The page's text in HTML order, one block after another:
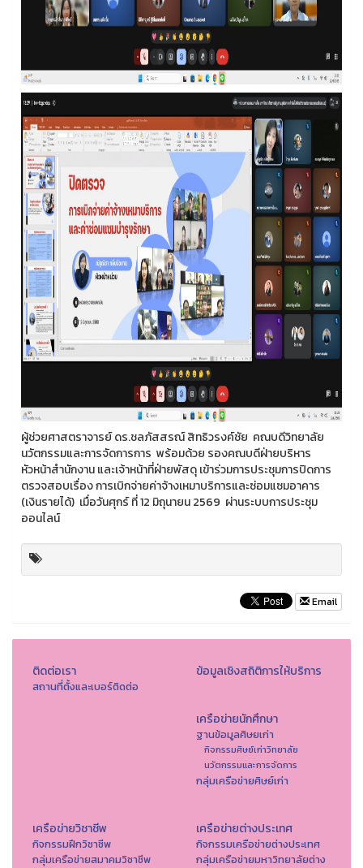
ผู้ช่วยศาสตราจารย์ ดร.ชลภัสสรณ์ สิทธิวรงค์ชัย คณบดีวิทยาลัย
นวัตกรรมและการจัดการการ พร้อมด้วย รองคณบดีฝ่ายบริหาร
หัวหน้าสำนักงาน และเจ้าหน้าที่ฝ่ายพัสดุ เข้าร่วมการประชุมการปิดการ
ตรวจสอบเรื่อง การเบิกจ่ายค่าจ้างเหมาบริการและซ่อมแซมอาคาร
(เงินรายได้) เมื่อวันศุกร์ ที่ 12 มิถุนายน 2569 ผ่านระบบการประชุม
ออนไลน์
Email
ติดต่อเรา
สถานที่ตั้งและเบอร์ติดต่อ
ข้อมูลเชิงสถิติการให้บริการ
เครือข่ายนักศึกษา
ฐานข้อมูลศิษยเก่า
กิจกรรมศิษย์เก่าวิทยาลัย
นวัตกรรมและการจัดการ
กลุ่มเครือข่ายศิษย์เก่า
เครือข่ายวิชาชีพ
กิจกรรมฝึกวิชาชีพ
กลุ่มเครือข่ายสมาคมวิชาชีพ
เครือข่ายต่างประเทศ
กิจกรรมเครือข่ายต่างประเทศ
กลุ่มเครือข่ายมหาวิทยาลัยต่าง